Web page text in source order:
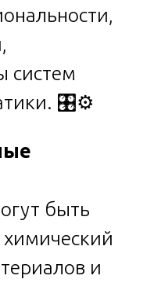
систем
🎛️⚙️
быть
и